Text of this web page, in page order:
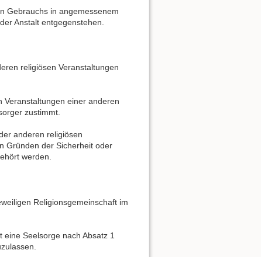
Gebrauchs in angemessenem
Anstalt entgegenstehen.
religiösen Veranstaltungen
einer anderen
zustimmt.
anderen religiösen
Gründen der Sicherheit oder
werden.
Religionsgemeinschaft im
Seelsorge nach Absatz 1